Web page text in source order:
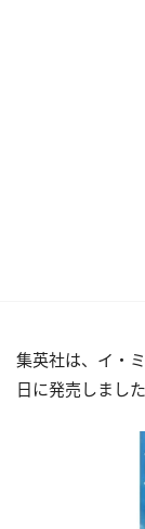
集英社は、イ・
日に発売しました